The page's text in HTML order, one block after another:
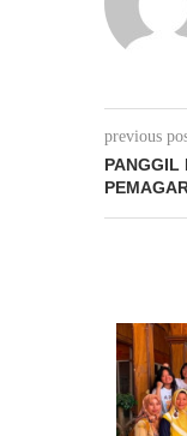
previous
PANGGIL